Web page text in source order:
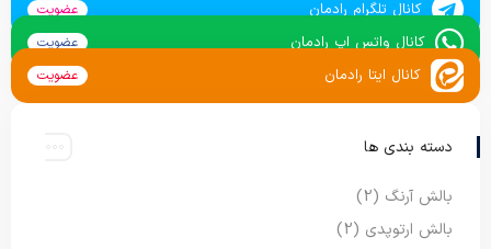
کانال تلگرام رادمان عضویت
کانال واتس اپ رادمان عضویت
کانال ایتا رادمان عضویت
دسته بندی ها
بالش آرنگ (2)
بالش ارتوپدی (2)